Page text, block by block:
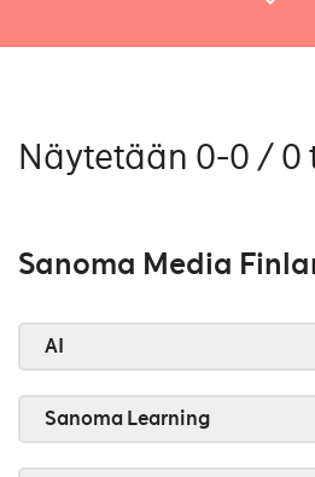
Näytetään 0-0 / 0
Sanoma Media
AI
Sanoma Learning